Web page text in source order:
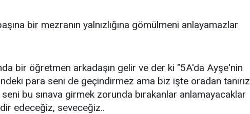
bir mezranın yalnızlığına gömülmeni anlayamazlar
bir öğretmen arkadaşın gelir ve der ki "5A'da Ayşe'nin
para seni de geçindirmez ama biz işte oradan tanırız
bu sınava girmek zorunda bırakanlar anlamayacaklar
edeceğiz, seveceğiz..